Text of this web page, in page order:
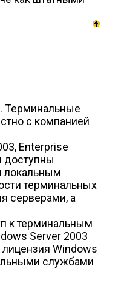
Терминальные
с компанией
Enterprise
доступны
локальным
терминальных
серверами, а
к терминальным
Server 2003
Windows
службами